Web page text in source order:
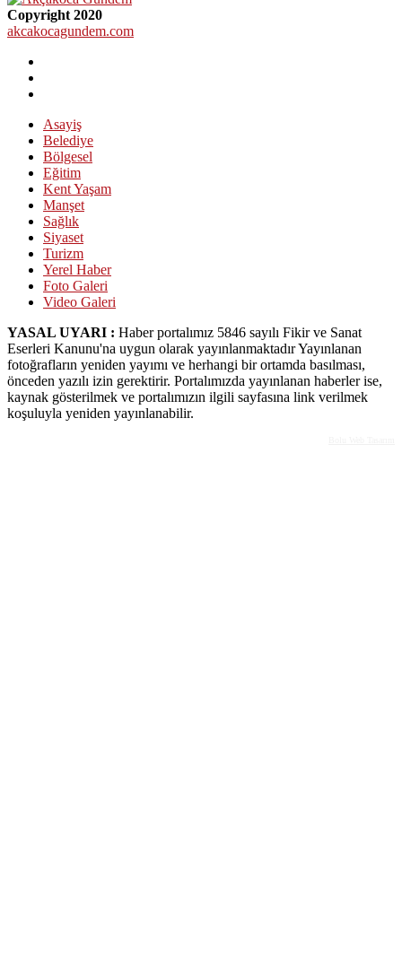
Copyright 2020
akcakocagundem.com
Asayiş
Belediye
Bölgesel
Eğitim
Kent Yaşam
Manşet
Sağlık
Siyaset
Turizm
Yerel Haber
Foto Galeri
Video Galeri
YASAL UYARI : Haber portalımız 5846 sayılı Fikir ve Sanat
Eserleri Kanunu'na uygun olarak yayınlanmaktadır Yayınlanan
fotoğrafların yeniden yayımı ve herhangi bir ortamda basılması,
önceden yazılı izin gerektirir. Portalımızda yayınlanan haberler ise,
kaynak gösterilmek ve portalımızın ilgili sayfasına link verilmek
koşuluyla yeniden yayınlanabilir.